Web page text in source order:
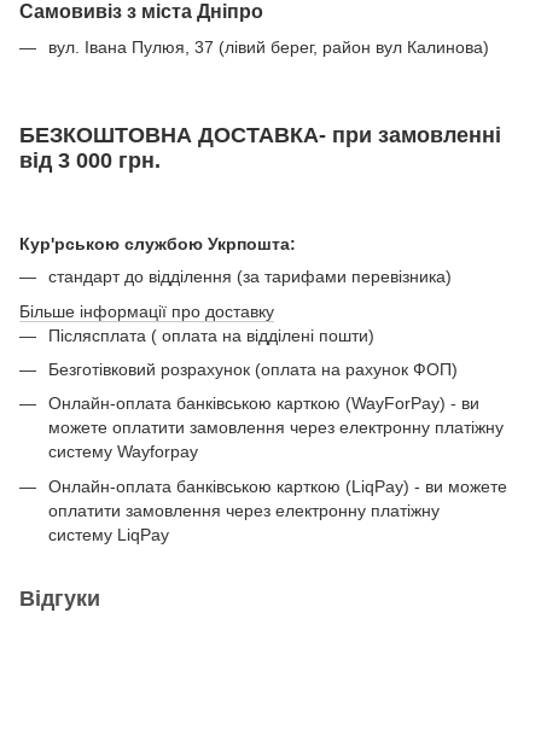
Самовивіз з міста Дніпро
вул. Івана Пулюя, 37 (лівий берег, район вул Калинова)
БЕЗКОШТОВНА ДОСТАВКА- при замовленні
від 3 000 грн.
Кур'рською службою Укрпошта:
стандарт до відділення (за тарифами перевізника)
Більше інформації про доставку
Післясплата ( оплата на відділені пошти)
Безготівковий розрахунок (оплата на рахунок ФОП)
Онлайн-оплата банківською карткою (WayForPay) - ви
можете оплатити замовлення через електронну платіжну
систему Wayforpay
Онлайн-оплата банківською карткою (LiqPay) - ви можете
оплатити замовлення через електронну платіжну
систему LiqPay
Відгуки